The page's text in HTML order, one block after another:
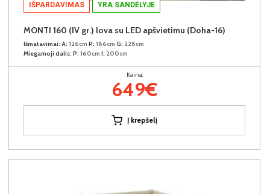
IŠPARDAVIMAS YRA SANDĖLYJE
MONTI 160 (IV gr.) lova su LED apšvietimu (Doha-16)
Išmatavimai: A: 126cm P: 186cm G: 228cm
Miegamoji dalis: P: 160cm I: 200cm
Kaina:
649€
Į krepšelį